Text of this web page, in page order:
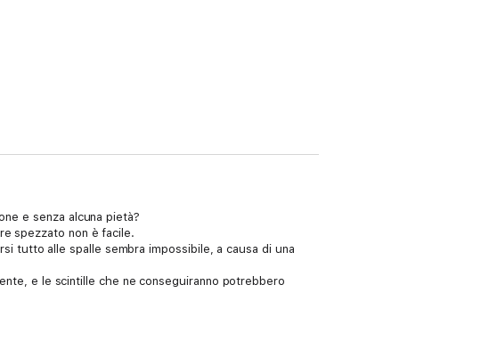
e senza alcuna pietà?
spezzato non è facile.
tutto alle spalle sembra impossibile, a causa di una
e le scintille che ne conseguiranno potrebbero